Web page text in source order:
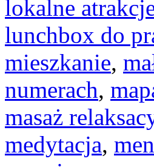
lokalne
lunchbox do
mieszkanie,
numerach,
masaż
medytacja,